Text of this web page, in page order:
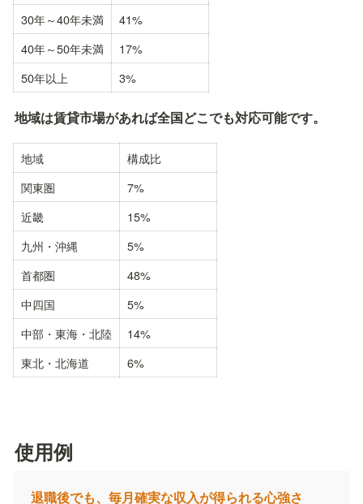
30年～40年未満
41%
40年～50年未満
17%
50年以上
3%
地域は賃貸市場があれば全国どこでも対応可能です。
地域
構成比
関東圏
7%
近畿
15%
九州・沖縄
5%
首都圏
48%
中四国
5%
中部・東海・北陸
14%
東北・北海道
6%
使用例
退職後でも、毎月確実な収入が得られる心強さ